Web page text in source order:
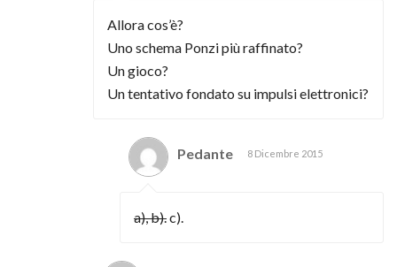
Allora cos’è?
Uno schema Ponzi più raffinato?
Un gioco?
Un tentativo fondato su impulsi elettronici?
Pedante 8 Dicembre 2015
a), b).c).